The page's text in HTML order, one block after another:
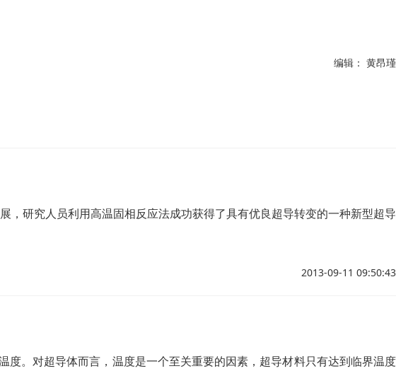
编辑： 黄昂瑾
研究人员利用高温固相反应法成功获得了具有优良超导转变的一种新型超导
2013-09-11 09:50:43
。对超导体而言，温度是一个至关重要的因素，超导材料只有达到临界温度